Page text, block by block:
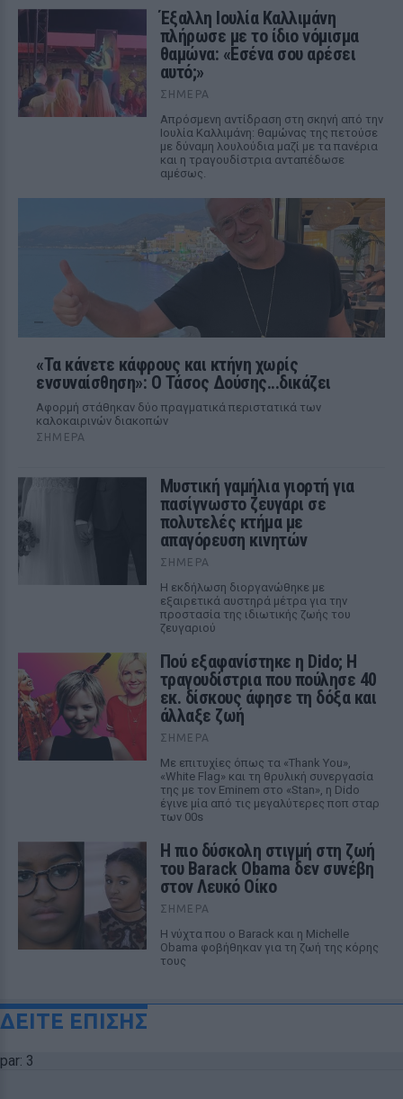
Έξαλλη Ιουλία Καλλιμάνη
πλήρωσε με το ίδιο νόμισμα
θαμώνα: «Εσένα σου αρέσει
αυτό;»
ΣΉΜΕΡΑ
Απρόσμενη αντίδραση στη σκηνή από την
Ιουλία Καλλιμάνη: θαμώνας της πετούσε
με δύναμη λουλούδια μαζί με τα πανέρια
και η τραγουδίστρια ανταπέδωσε
αμέσως.
«Τα κάνετε κάφρους και κτήνη χωρίς
ενσυναίσθηση»: Ο Τάσος Δούσης...δικάζει
Αφορμή στάθηκαν δύο πραγματικά περιστατικά των
καλοκαιρινών διακοπών
ΣΉΜΕΡΑ
Μυστική γαμήλια γιορτή για
πασίγνωστο ζευγάρι σε
πολυτελές κτήμα με
απαγόρευση κινητών
ΣΉΜΕΡΑ
Η εκδήλωση διοργανώθηκε με
εξαιρετικά αυστηρά μέτρα για την
προστασία της ιδιωτικής ζωής του
ζευγαριού
Πού εξαφανίστηκε η Dido; Η
τραγουδίστρια που πούλησε 40
εκ. δίσκους άφησε τη δόξα και
άλλαξε ζωή
ΣΉΜΕΡΑ
Με επιτυχίες όπως τα «Thank You»,
«White Flag» και τη θρυλική συνεργασία
της με τον Eminem στο «Stan», η Dido
έγινε μία από τις μεγαλύτερες ποπ σταρ
των 00s
Η πιο δύσκολη στιγμή στη ζωή
του Barack Obama δεν συνέβη
στον Λευκό Οίκο
ΣΉΜΕΡΑ
Η νύχτα που ο Barack και η Michelle
Obama φοβήθηκαν για τη ζωή της κόρης
τους
ΔΕΙΤΕ ΕΠΙΣΗΣ
par: 3